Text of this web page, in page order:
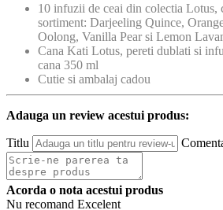
10 infuzii de ceai din colectia Lotus,
sortiment: Darjeeling Quince,
Oolong, Vanilla Pear si Lemon
Cana Kati Lotus, pereti dublati si
cana 350 ml
Cutie si ambalaj cadou
Adauga un review acestui produs:
Titlu
Acorda o nota acestui produs
Nu recomand Excelent